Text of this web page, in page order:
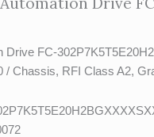
Drive FC-
/ Chassis, RFI Class A2,